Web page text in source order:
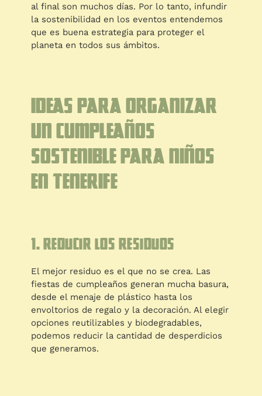
al final son muchos días. Por lo tanto, infundir
la sostenibilidad en los eventos entendemos
que es buena estrategia para proteger el
planeta en todos sus ámbitos.
Ideas para organizar
un cumpleaños
sostenible para niños
en Tenerife
1. Reducir los residuos
El mejor residuo es el que no se crea. Las
fiestas de cumpleaños generan mucha basura,
desde el menaje de plástico hasta los
envoltorios de regalo y la decoración. Al elegir
opciones reutilizables y biodegradables,
podemos reducir la cantidad de desperdicios
que generamos.